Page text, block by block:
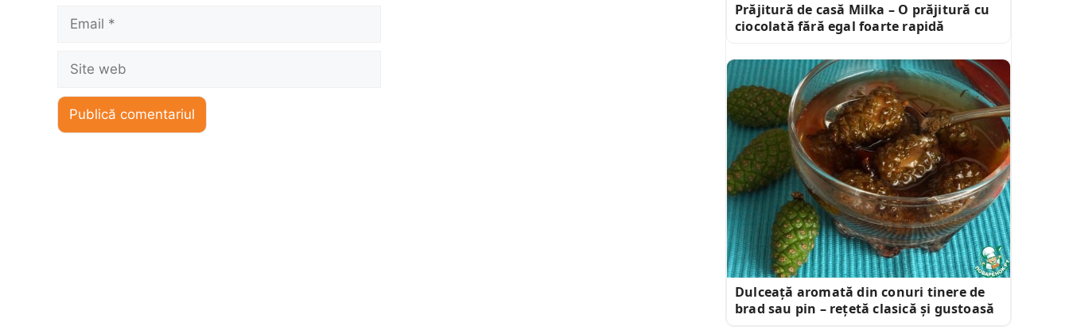
Email
Site
Prăjitură de casă Milka – O prăjitură cu
ciocolată fără egal foarte rapidă
Dulceață aromată din conuri tinere de
brad sau pin – rețetă clasică și gustoasă